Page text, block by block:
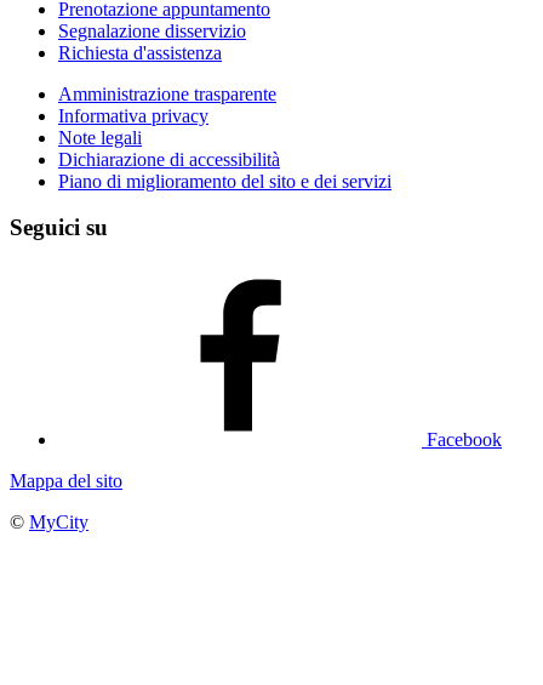
Prenotazione appuntamento
Segnalazione disservizio
Richiesta d'assistenza
Amministrazione trasparente
Informativa privacy
Note legali
Dichiarazione di accessibilità
Piano di miglioramento del sito e dei servizi
Seguici su
Facebook
Mappa del sito
© MyCity